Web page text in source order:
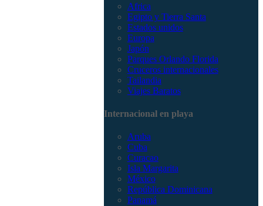
Africa
Egipto y Tierra Santa
Estados unidos
Europa
Japón
Parques Orlando Florida
Cruceros internacionales
Tailandia
Viajes Baratos
Internacional en playa
Aruba
Cuba
Curacao
Isla Margarita
México
República Dominicana
Panamá